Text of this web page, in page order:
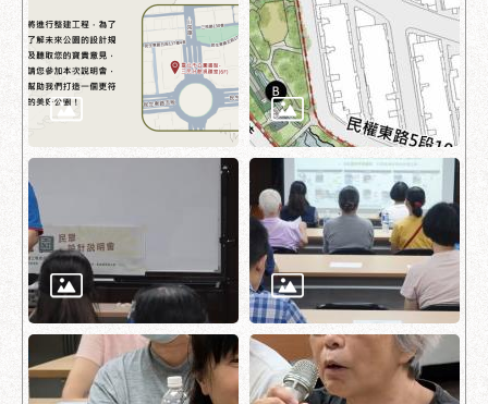
專
區
網
站
導
覽
回
首
頁
English
台
北